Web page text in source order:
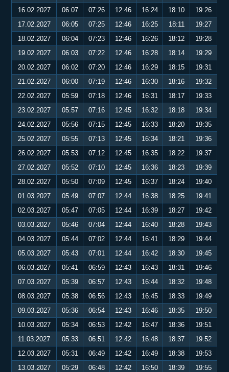
16.02.2027
06:07 07:26 12:46 16:24 18:10
19:26
17.02.2027
06:05 07:25 12:46 16:25 18:11
19:27
18.02.2027
06:04 07:23 12:46 16:26 18:12
19:28
19.02.2027
06:03 07:22 12:46 16:28 18:14
19:29
20.02.2027
06:02 07:20 12:46 16:29 18:15
19:31
21.02.2027
06:00 07:19 12:46 16:30 18:16
19:32
22.02.2027
05:59 07:18 12:46 16:31 18:17
19:33
23.02.2027
05:57 07:16 12:45 16:32 18:18
19:34
24.02.2027
05:56 07:15 12:45 16:33 18:20
19:35
25.02.2027
05:55 07:13 12:45 16:34 18:21
19:36
26.02.2027
05:53 07:12 12:45 16:35 18:22
19:37
27.02.2027
05:52 07:10 12:45 16:36 18:23
19:39
28.02.2027
05:50 07:09 12:45 16:37 18:24
19:40
01.03.2027
05:49 07:07 12:44 16:38 18:25
19:41
02.03.2027
05:47 07:05 12:44 16:39 18:27
19:42
03.03.2027
05:46 07:04 12:44 16:40 18:28
19:43
04.03.2027
05:44 07:02 12:44 16:41 18:29
19:44
05.03.2027
05:43 07:01 12:44 16:42 18:30
19:45
06.03.2027
05:41 06:59 12:43 16:43 18:31
19:46
07.03.2027
05:39 06:57 12:43 16:44 18:32
19:48
08.03.2027
05:38 06:56 12:43 16:45 18:33
19:49
09.03.2027
05:36 06:54 12:43 16:46 18:35
19:50
10.03.2027
05:34 06:53 12:42 16:47 18:36
19:51
11.03.2027
05:33 06:51 12:42 16:48 18:37
19:52
12.03.2027
05:31 06:49 12:42 16:49 18:38
19:53
13.03.2027
05:29 06:48 12:42 16:50 18:39
19:55